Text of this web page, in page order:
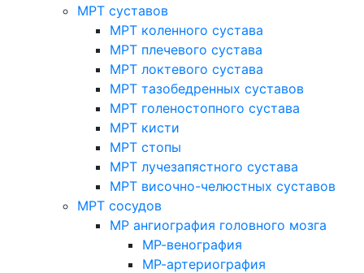
МРТ суставов
МРТ коленного сустава
МРТ плечевого сустава
МРТ локтевого сустава
МРТ тазобедренных суставов
МРТ голеностопного сустава
МРТ кисти
МРТ стопы
МРТ лучезапястного сустава
МРТ височно-челюстных суставов
МРТ сосудов
МР ангиография головного мозга
МР-венография
МР-артериография